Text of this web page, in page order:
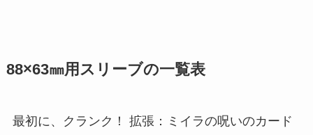
88×63㎜用スリーブの一覧表
最初に、クランク！ 拡張：ミイラの呪いのカード